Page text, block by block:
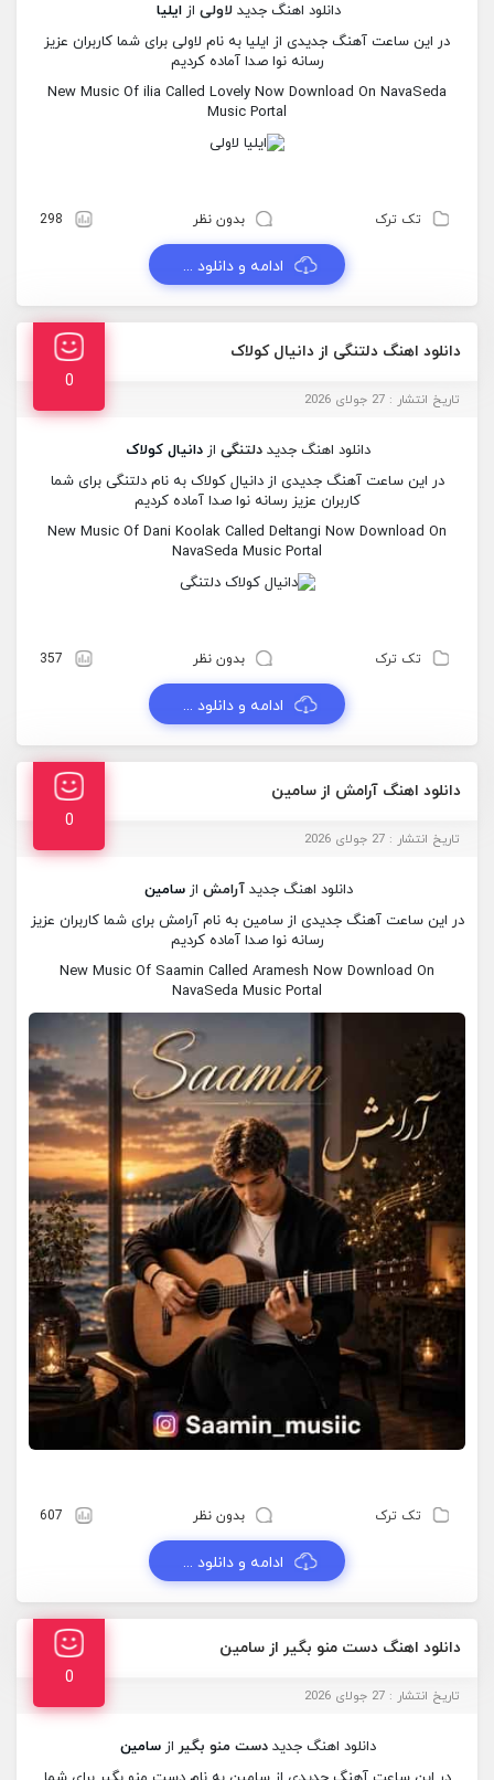
دانلود اهنگ جدیدلاولی ازایلیا
در این ساعت آهنگ جدیدی از ایلیا به نام لاولی برای شما کاربران عزیز
رسانه نوا صدا آماده کردیم
New Music Of ilia Called Lovely Now Download On NavaSeda
Music Portal
تک ترک بدون نظر 298
ادامه و دانلود ...
دانلود اهنگ دلتنگی از دانیال کولاک
0
تاریخ انتشار : 27 جولای 2026
دانلود اهنگ جدید دلتنگی از دانیال کولاک
در این ساعت آهنگ جدیدی از دانیال کولاک به نام دلتنگی برای شما
کاربران عزیز رسانه نوا صدا آماده کردیم
New Music Of Dani Koolak Called Deltangi Now Download On
NavaSeda Music Portal
تک ترک بدون نظر 357
ادامه و دانلود ...
دانلود اهنگ آرامش از سامین
0
تاریخ انتشار : 27 جولای 2026
دانلود اهنگ جدیدآرامش ازسامین
در این ساعت آهنگ جدیدی از سامین به نام آرامش برای شما کاربران عزیز
رسانه نوا صدا آماده کردیم
New Music Of Saamin Called Aramesh Now Download On
NavaSeda Music Portal
تک ترک بدون نظر 607
ادامه و دانلود ...
دانلود اهنگ دست منو بگیر از سامین
0
تاریخ انتشار : 27 جولای 2026
دانلود اهنگ جدید دست منو بگیر از سامین